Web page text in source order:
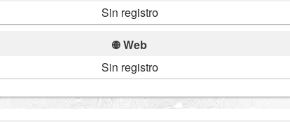
Sin registro
Web
Sin registro